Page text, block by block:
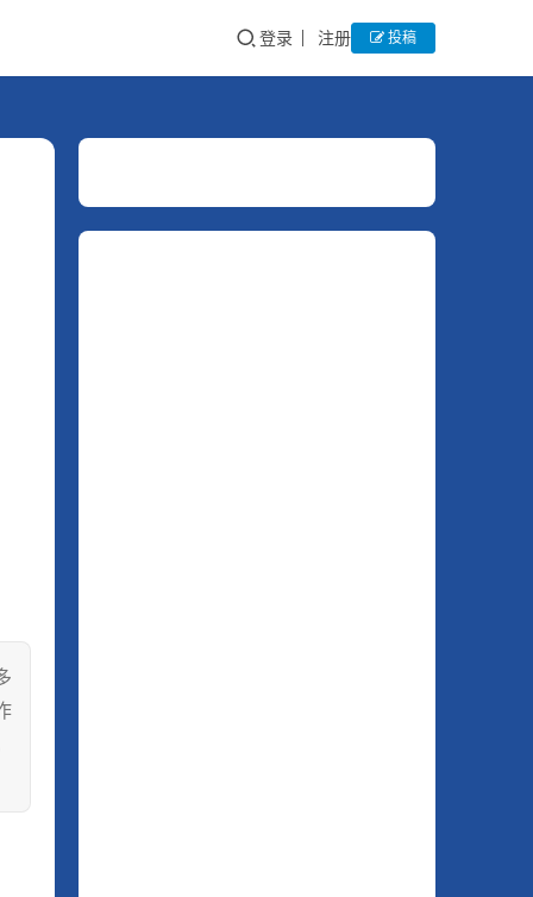
登录 注册 投稿